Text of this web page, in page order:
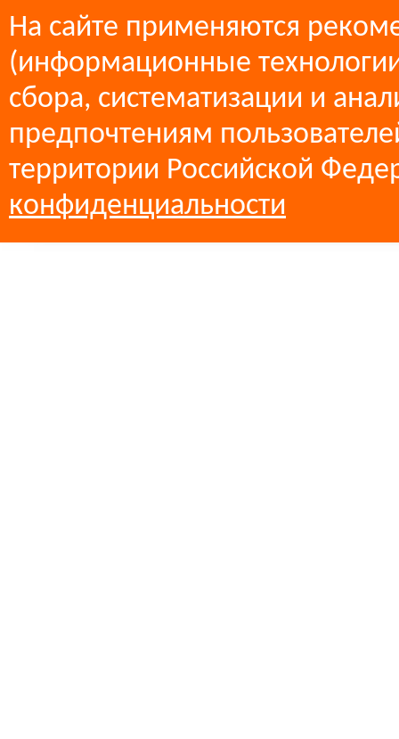
На сайте применяются
(информационные
сбора, систематизации и
предпочтениям
территории Российской
конфиденциальности